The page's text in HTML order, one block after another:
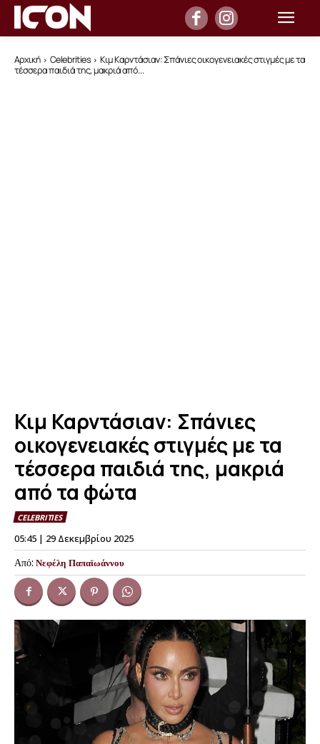
Αρχική Celebrities
Κιμ Καρντάσιαν: Σπάνιες οικογενειακές στιγμές με τα
τέσσερα παιδιά της, μακριά από...
Κιμ Καρντάσιαν: Σπάνιες
οικογενειακές στιγμές με τα
τέσσερα παιδιά της, μακριά
από τα φώτα
CELEBRITIES
05:45 | 29 Δεκεμβρίου 2025
Από: Νεφέλη Παπαϊωάννου